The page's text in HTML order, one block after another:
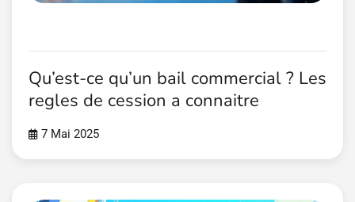
Qu’est-ce qu’un bail commercial ? Les
regles de cession a connaitre
7 Mai 2025